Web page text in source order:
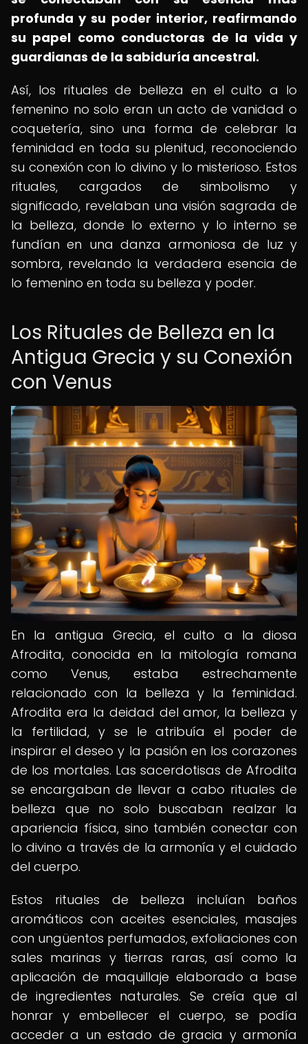
profunda y su poder interior, reafirmando
su papel como conductoras de la vida y
guardianas de la sabiduría ancestral.
Así, los rituales de belleza en el culto a lo
femenino no solo eran un acto de vanidad o
coquetería, sino una forma de celebrar la
feminidad en toda su plenitud, reconociendo
su conexión con lo divino y lo misterioso. Estos
rituales, cargados de simbolismo y
significado, revelaban una visión sagrada de
la belleza, donde lo externo y lo interno se
fundían en una danza armoniosa de luz y
sombra, revelando la verdadera esencia de
lo femenino en toda su belleza y poder.
Los Rituales de Belleza en la
Antigua Grecia y su Conexión
con Venus
En la antigua Grecia, el culto a la diosa
Afrodita, conocida en la mitología romana
como Venus, estaba estrechamente
relacionado con la belleza y la feminidad.
Afrodita era la deidad del amor, la belleza y
la fertilidad, y se le atribuía el poder de
inspirar el deseo y la pasión en los corazones
de los mortales. Las sacerdotisas de Afrodita
se encargaban de llevar a cabo rituales de
belleza que no solo buscaban realzar la
apariencia física, sino también conectar con
lo divino a través de la armonía y el cuidado
del cuerpo.
Estos rituales de belleza incluían baños
aromáticos con aceites esenciales, masajes
con ungüentos perfumados, exfoliaciones con
sales marinas y tierras raras, así como la
aplicación de maquillaje elaborado a base
de ingredientes naturales. Se creía que al
honrar y embellecer el cuerpo, se podía
acceder a un estado de gracia y armonía